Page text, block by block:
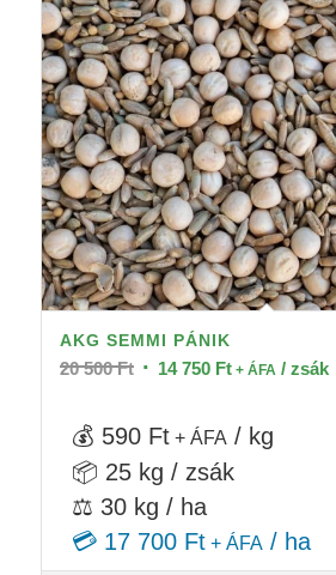
AKG SEMMI PÁNIK
20 500Ft Original
20
500 Ft.
14 750 FtCurrent
14
750 Ft.
+ ÁFA / zsák
💰 590 Ft+ ÁFA / kg
📦 25 kg / zsák
⚖️ 30 kg / ha
💳 17 700 Ft+ ÁFA/ ha